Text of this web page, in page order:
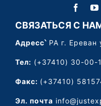
СВЯЗАТЬСЯ С
Адресс՝РА г. Ереван
Тел: (+37410) 30-00-
Факс: (+37410)
Эл. почта